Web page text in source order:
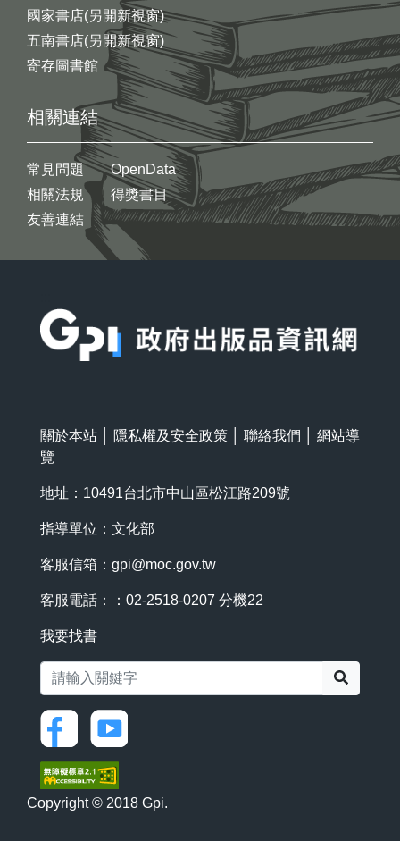
國家書店(另開新視窗)
五南書店(另開新視窗)
寄存圖書館
相關連結
常見問題
相關法規
友善連結
OpenData
得獎書目
關於本站 隱私權及安全政策 聯絡我們
網站導
覽
地址：10491台北市中山區松江路209號
指導單位：文化部
客服信箱： gpi@moc.gov.tw
客服電話：：02-2518-0207 分機22
我要找書
Copyright © 2018 Gpi.